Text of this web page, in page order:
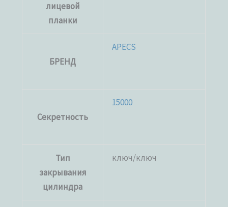
лицевой
планки
БРЕНД
APECS
Секретность
15000
Тип
закрывания
цилиндра
ключ/ключ